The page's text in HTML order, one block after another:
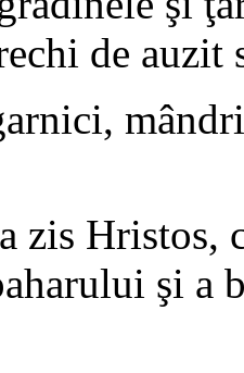
de auzit
zis Hristos,
şi a